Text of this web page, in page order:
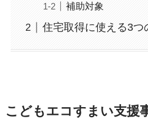
補助対象
住宅取得に使える3つ
こどもエコすまい支援